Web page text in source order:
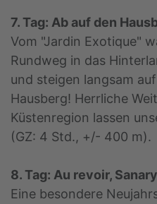
7. Tag: Ab auf den
Vom "Jardin Exotique"
Rundweg in das
und steigen langsam
Hausberg! Herrliche
Küstenregion lassen
(GZ: 4 Std., +/- 400 m).
8. Tag: Au revoir, Sanary
Eine besondere